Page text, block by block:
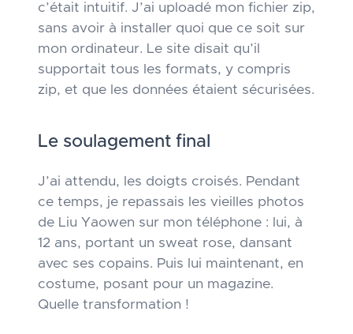
c’était intuitif. J’ai uploadé mon fichier zip,
sans avoir à installer quoi que ce soit sur
mon ordinateur. Le site disait qu’il
supportait tous les formats, y compris
zip, et que les données étaient sécurisées.
Le soulagement final
J’ai attendu, les doigts croisés. Pendant
ce temps, je repassais les vieilles photos
de Liu Yaowen sur mon téléphone : lui, à
12 ans, portant un sweat rose, dansant
avec ses copains. Puis lui maintenant, en
costume, posant pour un magazine.
Quelle transformation !